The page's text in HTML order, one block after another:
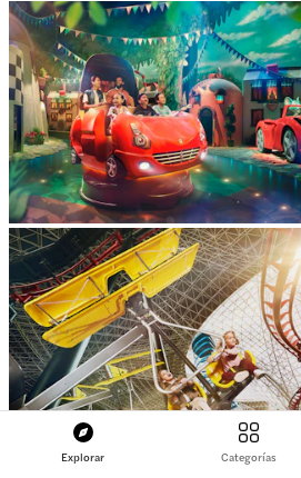
Explorar Categorías